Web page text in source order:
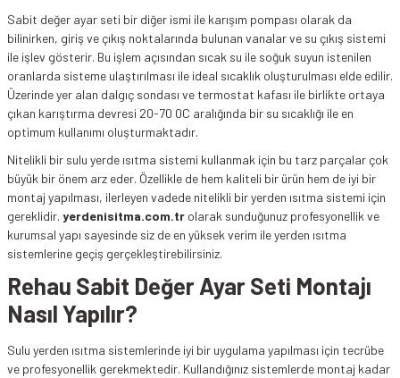
Sabit değer ayar seti bir diğer ismi ile karışım pompası olarak da
bilinirken, giriş ve çıkış noktalarında bulunan vanalar ve su çıkış sistemi
ile işlev gösterir. Bu işlem açısından sıcak su ile soğuk suyun istenilen
oranlarda sisteme ulaştırılması ile ideal sıcaklık oluşturulması elde edilir.
Üzerinde yer alan dalgıç sondası ve termostat kafası ile birlikte ortaya
çıkan karıştırma devresi 20-70 0C aralığında bir su sıcaklığı ile en
optimum kullanımı oluşturmaktadır.
Nitelikli bir sulu yerde ısıtma sistemi kullanmak için bu tarz parçalar çok
büyük bir önem arz eder. Özellikle de hem kaliteli bir ürün hem de iyi bir
montaj yapılması, ilerleyen vadede nitelikli bir yerden ısıtma sistemi için
gereklidir. yerdenisitma.com.tr olarak sunduğunuz profesyonellik ve
kurumsal yapı sayesinde siz de en yüksek verim ile yerden ısıtma
sistemlerine geçiş gerçekleştirebilirsiniz.
Rehau Sabit Değer Ayar Seti Montajı
Nasıl Yapılır?
Sulu yerden ısıtma sistemlerinde iyi bir uygulama yapılması için tecrübe
ve profesyonellik gerekmektedir. Kullandığınız sistemlerde montaj kadar